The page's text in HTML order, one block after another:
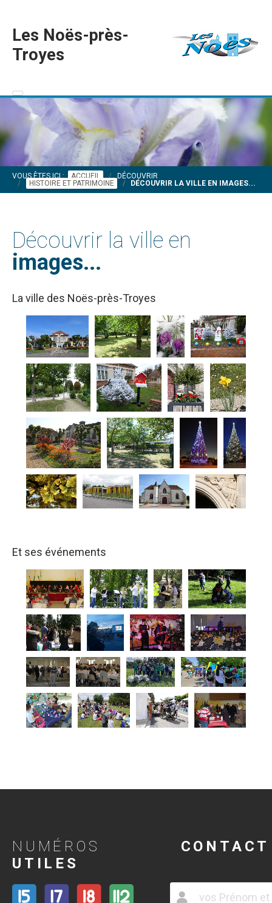
Les Noës-près-
Troyes
VOUS ÊTES ICI : ACCUEIL
DÉCOUVRIR
HISTOIRE ET PATRIMOINE
DÉCOUVRIR LA VILLE EN IMAGES...
Découvrir la ville en
images...
La ville des Noës-près-Troyes
Et ses événements
NUMÉROS
UTILES
CONTACT